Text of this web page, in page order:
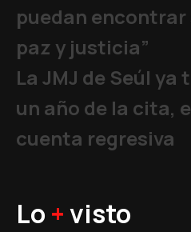
puedan
paz y justicia”
La JMJ de Seúl
un año de la cita,
cuenta regresiva
Lo +visto